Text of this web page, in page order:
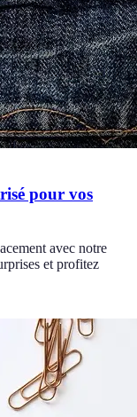
pour vos
avec notre
et profitez